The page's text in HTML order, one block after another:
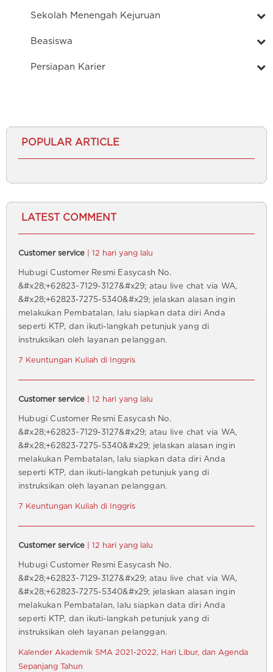
Sekolah Menengah Kejuruan
Beasiswa
Persiapan Karier
POPULAR ARTICLE
LATEST COMMENT
Customer service | 12 hari yang lalu
Hubugi Customer Resmi Easycash No.
&#x28;+62823~7129-3127&#x29; atau live chat via WA,
&#x28;+62823-7275-5340&#x29; jelaskan alasan ingin
melakukan Pembatalan, lalu siapkan data diri Anda
seperti KTP, dan ikuti-langkah petunjuk yang di
instruksikan oleh layanan pelanggan.
7 Keuntungan Kuliah di Inggris
Customer service | 12 hari yang lalu
Hubugi Customer Resmi Easycash No.
&#x28;+62823~7129-3127&#x29; atau live chat via WA,
&#x28;+62823-7275-5340&#x29; jelaskan alasan ingin
melakukan Pembatalan, lalu siapkan data diri Anda
seperti KTP, dan ikuti-langkah petunjuk yang di
instruksikan oleh layanan pelanggan.
7 Keuntungan Kuliah di Inggris
Customer service | 12 hari yang lalu
Hubugi Customer Resmi Easycash No.
&#x28;+62823~7129-3127&#x29; atau live chat via WA,
&#x28;+62823-7275-5340&#x29; jelaskan alasan ingin
melakukan Pembatalan, lalu siapkan data diri Anda
seperti KTP, dan ikuti-langkah petunjuk yang di
instruksikan oleh layanan pelanggan.
Kalender Akademik SMA 2021-2022, Hari Libur, dan Agenda
Sepanjang Tahun